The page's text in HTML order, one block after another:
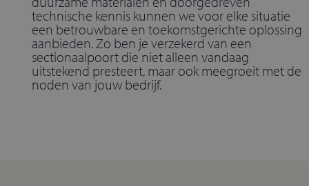
technische kennis kunnen we voor elke situatie
een betrouwbare en toekomstgerichte oplossing
aanbieden. Zo ben je verzekerd van een
sectionaalpoort die niet alleen vandaag
uitstekend presteert, maar ook meegroeit met de
noden van jouw bedrijf.